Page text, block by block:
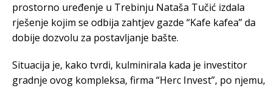
prostorno uređenje u Trebinju Nataša Tučić izdala
rješenje kojim se odbija zahtjev gazde “Kafe kafea” da
dobije dozvolu za postavljanje bašte.
Situacija je, kako tvrdi, kulminirala kada je investitor
gradnje ovog kompleksa, firma “Herc Invest”, po njemu,